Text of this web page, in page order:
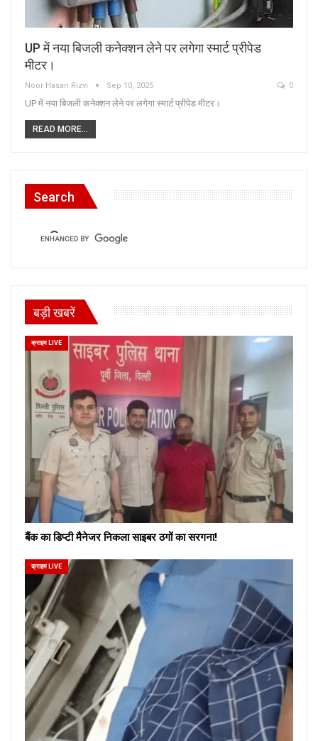
UP में नया बिजली कनेक्शन लेने पर लगेगा स्मार्ट प्रीपेड
मीटर।
Noor Hasan Rizvi Sep 10, 2025 0
UP में नया बिजली कनेक्शन लेने पर लगेगा स्मार्ट प्रीपेड मीटर।
READ MORE...
Search
बड़ी खबरें
क्राइम LIVE
बैंक का डिप्टी मैनेजर निकला साइबर ठगों का सरगना!
क्राइम LIVE